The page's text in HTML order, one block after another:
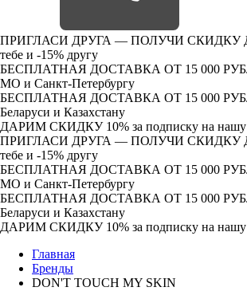
ПРИГЛАСИ ДРУГА — ПОЛУЧИ СКИДКУ
тебе и -15% другу
БЕСПЛАТНАЯ ДОСТАВКА ОТ 15 000
МО и Санкт-Петербургу
БЕСПЛАТНАЯ ДОСТАВКА ОТ 15 000
Беларуси и Казахстану
ДАРИМ СКИДКУ 10% за подписку на
ПРИГЛАСИ ДРУГА — ПОЛУЧИ СКИДКУ
тебе и -15% другу
БЕСПЛАТНАЯ ДОСТАВКА ОТ 15 000
МО и Санкт-Петербургу
БЕСПЛАТНАЯ ДОСТАВКА ОТ 15 000
Беларуси и Казахстану
ДАРИМ СКИДКУ 10% за подписку на
Главная
Бренды
DON'T TOUCH MY SKIN